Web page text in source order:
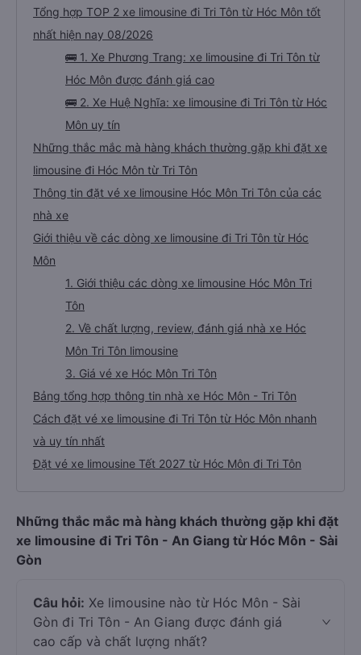
Tổng hợp TOP 2 xe limousine đi Tri Tôn từ Hóc Môn tốt
nhất hiện nay 08/2026
🚌 1. Xe Phương Trang: xe limousine đi Tri Tôn từ
Hóc Môn được đánh giá cao
🚌 2. Xe Huệ Nghĩa: xe limousine đi Tri Tôn từ Hóc
Môn uy tín
Những thắc mắc mà hàng khách thường gặp khi đặt xe
limousine đi Hóc Môn từ Tri Tôn
Thông tin đặt vé xe limousine Hóc Môn Tri Tôn của các
nhà xe
Giới thiệu về các dòng xe limousine đi Tri Tôn từ Hóc
Môn
1. Giới thiệu các dòng xe limousine Hóc Môn Tri
Tôn
2. Về chất lượng, review, đánh giá nhà xe Hóc
Môn Tri Tôn limousine
3. Giá vé xe Hóc Môn Tri Tôn
Bảng tổng hợp thông tin nhà xe Hóc Môn - Tri Tôn
Cách đặt vé xe limousine đi Tri Tôn từ Hóc Môn nhanh
và uy tín nhất
Đặt vé xe limousine Tết 2027 từ Hóc Môn đi Tri Tôn
Những thắc mắc mà hàng khách thường gặp khi đặt
xe limousine đi Tri Tôn - An Giang từ Hóc Môn - Sài
Gòn
Câu hỏi: Xe limousine nào từ Hóc Môn - Sài
Gòn đi Tri Tôn - An Giang được đánh giá
cao cấp và chất lượng nhất?